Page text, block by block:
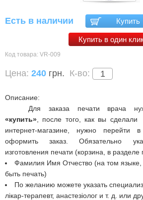
Есть в наличии Купить
Купить в один
Код товара: VR-009
Цена: 240 грн. К-во:
Описание:
Для заказа печати врача
«купить» , после того, как вы сделали
интернет-магазине, нужно
оформить заказ. Обязательно
изготовления печати (корзина, в разделе
Фамилия Имя Отчество (на том
быть печать)
По желанию можете указать
лікар-терапевт, анастезіолог и т. д. или